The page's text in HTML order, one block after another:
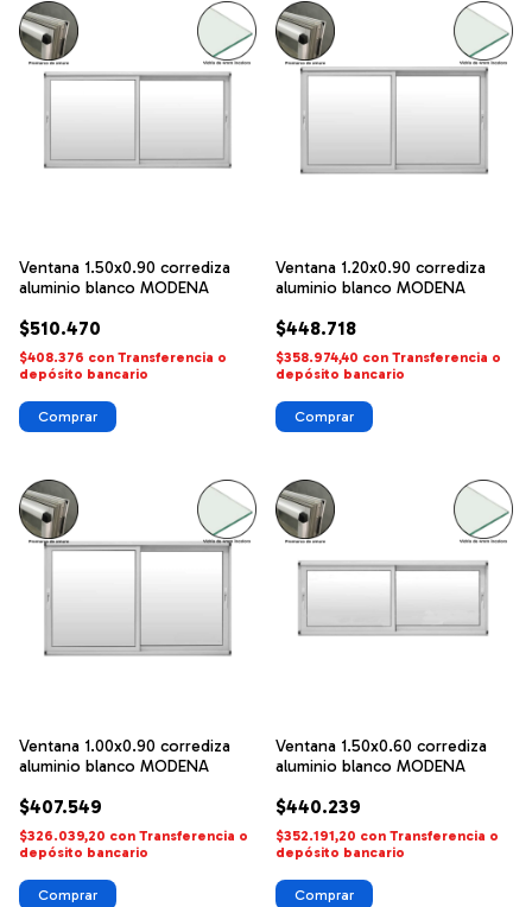
Ventana 1.50x0.90 corrediza
aluminio blanco MODENA
$510.470
$408.376 con Transferencia o
depósito bancario
Ventana 1.20x0.90 corrediza
aluminio blanco MODENA
$448.718
$358.974,40 con Transferencia o
depósito bancario
Ventana 1.00x0.90 corrediza
aluminio blanco MODENA
$407.549
$326.039,20 con Transferencia o
depósito bancario
Ventana 1.50x0.60 corrediza
aluminio blanco MODENA
$440.239
$352.191,20 con Transferencia o
depósito bancario